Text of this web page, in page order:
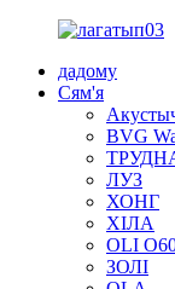
дадому
Сям'я
BVG
ЛУЗ
ХОНГ
ХІЛА
OLI
ЗОЛІ